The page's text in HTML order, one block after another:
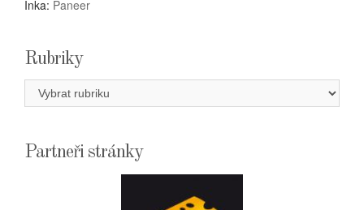
Inka: Paneer
Rubriky
Rubriky
Partneři stránky